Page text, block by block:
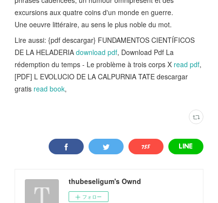
excursions aux quatre coins d'un monde en guerre.
Une oeuvre littéraire, au sens le plus noble du mot.
Lire aussi: {pdf descargar} FUNDAMENTOS CIENTÍFICOS
DE LA HELADERIA download pdf, Download Pdf La
rédemption du temps - Le problème à trois corps X read pdf,
[PDF] L EVOLUCIO DE LA CALPURNIA TATE descargar
gratis read book,
thubeseligum's Ownd
フォロー